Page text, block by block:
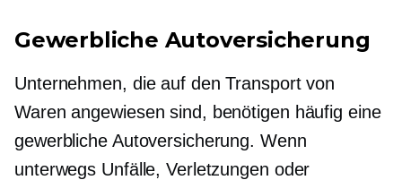
Gewerbliche Autoversicherung
Unternehmen, die auf den Transport von
Waren angewiesen sind, benötigen häufig eine
gewerbliche Autoversicherung. Wenn
unterwegs Unfälle, Verletzungen oder